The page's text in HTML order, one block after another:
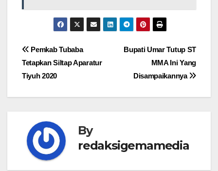
Navigasi
pos
Bupati Umar Tutup ST
MMA Ini Yang
Disampaikannya
Pemkab Tubaba
Tetapkan Siltap Aparatur
Tiyuh 2020
By
redaksigemamedia